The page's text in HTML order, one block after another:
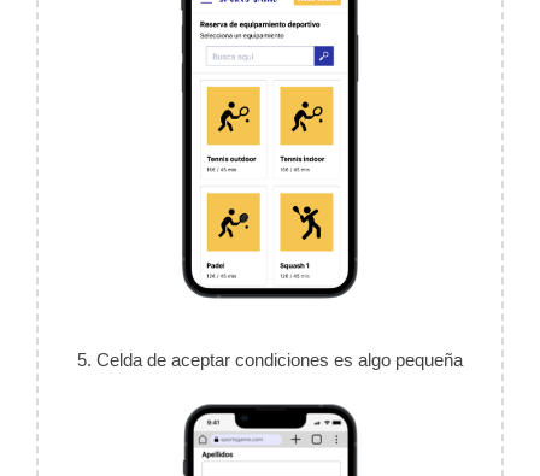
5. Celda de aceptar condiciones es algo pequeña